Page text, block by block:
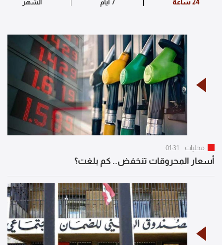
محليات 01:31
أسعار المحروقات تنخفض.. كم بلغت؟